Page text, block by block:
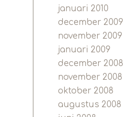
januari 2010
december 2009
november 2009
januari 2009
december 2008
november 2008
oktober 2008
augustus 2008